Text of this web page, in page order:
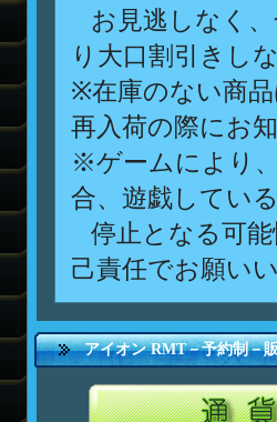
お見逃しなく
り大口割引きし
※在庫のない商
再入荷の際にお
※ゲームにより
合、遊戯してい
停止となる可
己責任でお願い
アイオン RMT－予約制－